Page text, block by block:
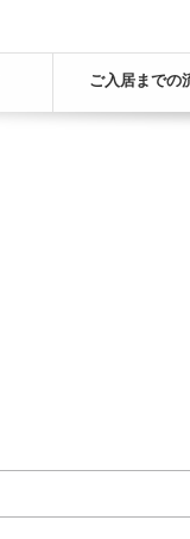
ご入居までの